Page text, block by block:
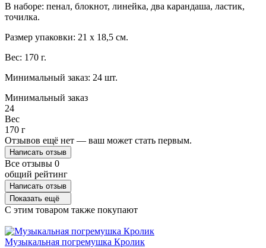
В наборе: пенал, блокнот, линейка, два карандаша, ластик,
точилка.
Размер упаковки: 21 х 18,5 см.
Вес: 170 г.
Минимальный заказ: 24 шт.
Минимальный заказ
24
Вес
170 г
Отзывов ещё нет — ваш может стать первым.
Написать отзыв
Все отзывы 0
общий рейтинг
Написать отзыв
Показать ещё
C этим товаром также покупают
Музыкальная погремушка Кролик